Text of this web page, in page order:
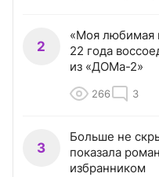
2
«Моя любимая
22 года
из «ДОМа-2»
266 3
3
Больше не
показала
избранником